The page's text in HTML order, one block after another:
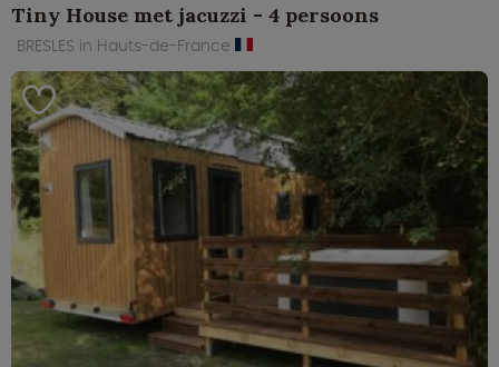
Tiny House met jacuzzi - 4 persoons
BRESLES in Hauts-de-France